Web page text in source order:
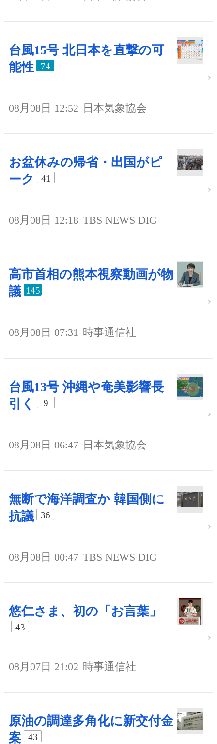
台風15号 北日本を直撃の可
能性
74
08月08日 12:52 日本気象協会
お盆休みの帰省・出国がピ
ーク
41
08月08日 12:18 TBS NEWS DIG
高市首相の熊本視察動画が物
議 145
08月08日 07:31 時事通信社
台風13号 沖縄や奄美影響長
引く
9
08月08日 06:47 日本気象協会
無断で海洋調査か 韓国側に
抗議
36
08月08日 00:47 TBS NEWS DIG
悠仁さま、初の「お言葉」
43
08月07日 21:02 時事通信社
原油の調達多角化に新交付金
案
43